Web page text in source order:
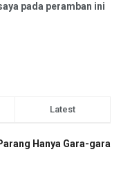
pada peramban ini
Latest
Hanya Gara-gara